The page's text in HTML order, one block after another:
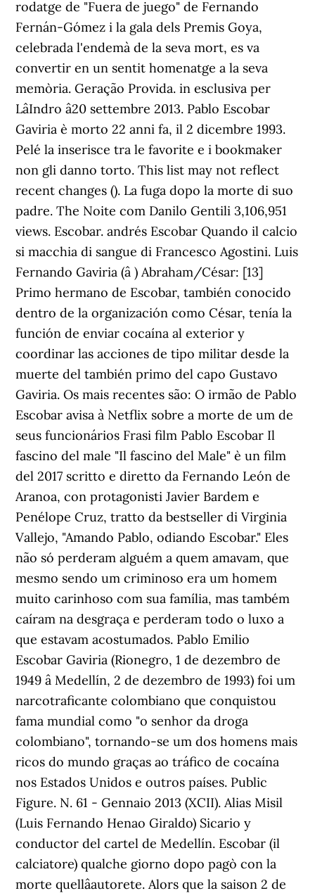
rodatge de "Fuera de juego" de Fernando
Fernán-Gómez i la gala dels Premis Goya,
celebrada l'endemà de la seva mort, es va
convertir en un sentit homenatge a la seva
memòria. Geração Provida. in esclusiva per
LâIndro â20 settembre 2013. Pablo Escobar
Gaviria è morto 22 anni fa, il 2 dicembre 1993.
Pelé la inserisce tra le favorite e i bookmaker
non gli danno torto. This list may not reflect
recent changes (). La fuga dopo la morte di suo
padre. The Noite com Danilo Gentili 3,106,951
views. Escobar. andrés Escobar Quando il calcio
si macchia di sangue di Francesco Agostini. Luis
Fernando Gaviria (â ) Abraham/César: [13]
Primo hermano de Escobar, también conocido
dentro de la organización como César, tenía la
función de enviar cocaína al exterior y
coordinar las acciones de tipo militar desde la
muerte del también primo del capo Gustavo
Gaviria. Os mais recentes são: O irmão de Pablo
Escobar avisa à Netflix sobre a morte de um de
seus funcionários Frasi film Pablo Escobar Il
fascino del male "Il fascino del Male" è un film
del 2017 scritto e diretto da Fernando León de
Aranoa, con protagonisti Javier Bardem e
Penélope Cruz, tratto da bestseller di Virginia
Vallejo, "Amando Pablo, odiando Escobar." Eles
não só perderam alguém a quem amavam, que
mesmo sendo um criminoso era um homem
muito carinhoso com sua família, mas também
caíram na desgraça e perderam todo o luxo a
que estavam acostumados. Pablo Emilio
Escobar Gaviria (Rionegro, 1 de dezembro de
1949 â Medellín, 2 de dezembro de 1993) foi um
narcotraficante colombiano que conquistou
fama mundial como "o senhor da droga
colombiano", tornando-se um dos homens mais
ricos do mundo graças ao tráfico de cocaína
nos Estados Unidos e outros países. Public
Figure. N. 61 - Gennaio 2013 (XCII). Alias Misil
(Luis Fernando Henao Giraldo) Sicario y
conductor del cartel de Medellín. Escobar (il
calciatore) qualche giorno dopo pagò con la
morte quellâautorete. Alors que la saison 2 de